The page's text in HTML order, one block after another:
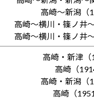
高崎～新潟（
高崎～横川・篠ノ井
高崎～横川・篠ノ井
高崎・新津（
高崎（
高崎・新潟（
高崎（